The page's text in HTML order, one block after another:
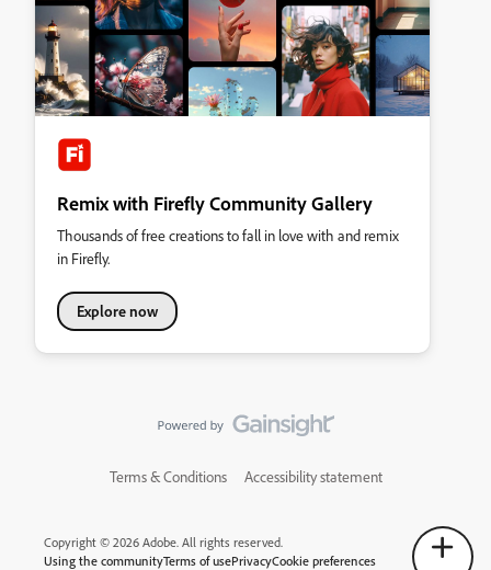
Remix with Firefly Community Gallery
Thousands of free creations to fall in love with and remix
in Firefly.
Explore now
Terms & Conditions Accessibility statement
Copyright © 2026 Adobe. All rights reserved.
Using the communityTerms of usePrivacyCookie preferences